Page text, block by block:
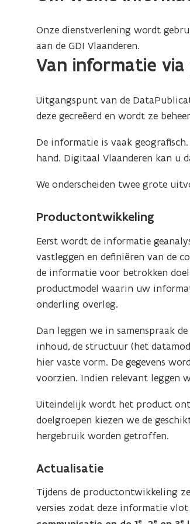
Onze dienstverlening wordt
aan de GDI Vlaanderen.
Van informatie
Uitgangspunt van de
deze gecreëerd en wordt ze
De informatie is vaak
hand. Digitaal Vlaanderen kan u
We onderscheiden twee grote
Productontwikkeling
Eerst wordt de informatie
vastleggen en definiëren van de
de informatie voor betrokken
productmodel waarin uw
onderling overleg.
Dan leggen we in samenspraak
inhoud, de structuur (het
hier vaste vorm. De gegevens
voorzien. Indien relevant leggen
Uiteindelijk wordt het product
doelgroepen kiezen we de
hergebruik worden getroffen.
Actualisatie
Tijdens de productontwikkeling
versies zodat deze informatie
e e e